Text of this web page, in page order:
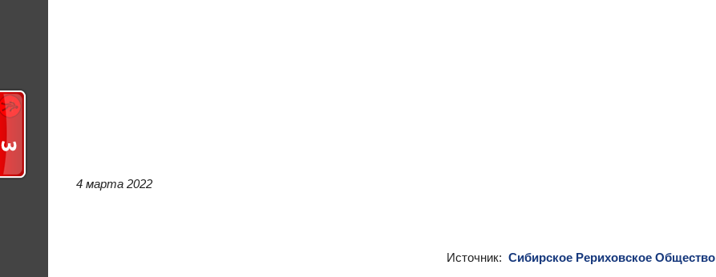
4 марта 2022
Источник: Сибирское Рериховское Общество